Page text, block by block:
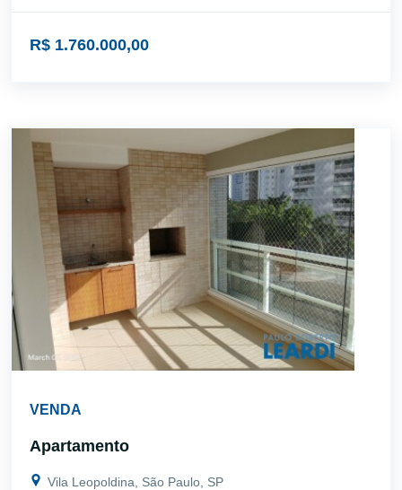
R$ 1.760.000,00
VENDA
Apartamento
Vila Leopoldina, São Paulo, SP